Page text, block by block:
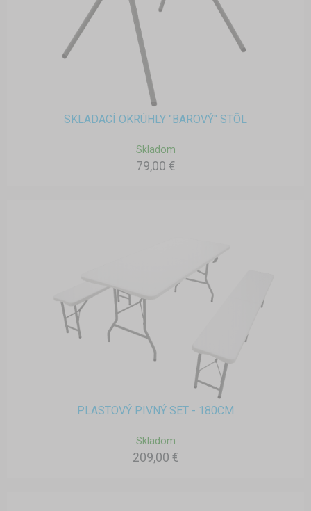
SKLADACÍ OKRÚHLY "BAROVÝ" STÔL
Skladom
79,00 €
PLASTOVÝ PIVNÝ SET - 180CM
Skladom
209,00 €